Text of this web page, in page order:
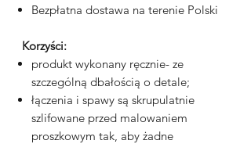
Bezpłatna dostawa na terenie Polski
Korzyści:
produkt wykonany ręcznie- ze
szczególną dbałością o detale;
łączenia i spawy są skrupulatnie
szlifowane przed malowaniem
proszkowym tak, aby żadne